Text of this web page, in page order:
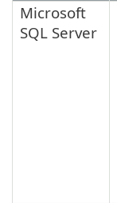
Microsoft
SQL Server